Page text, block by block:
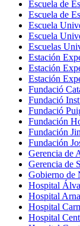
Escuela de
Escuela de
Escuela
Escuela
Escuelas
Estación
Estación
Estación
Fundació
Fundació
Fundació
Fundación
Fundación
Fundación
Gerencia de
Gerencia de
Gobierno de
Hospital
Hospital
Hospital
Hospital